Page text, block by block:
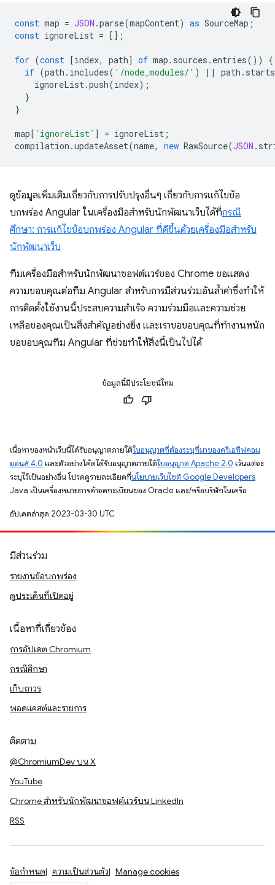
const map = JSON .parse(mapContent) as SourceMap ;
const ignoreList = [];
for (const [index, path] of map . sources . entries())
{
if (path . includes( '/node_modules/' ) || path .
ignoreList .push(index);
}
}
map[ `ignoreList` ] = ignoreList ;
compilation .updateAsset(name, new RawSource(JSON .
ดูข้อมูลเพิ่มเติมเกี่ยวกับการปรับปรุงอื่นๆ เกี่ยวกับการแก้ไขข้อ
บกพร่อง Angular ในเครื่องมือสำหรับนักพัฒนาเว็บได้ที่กรณี
ศึกษา: การแก้ไขข้อบกพร่อง Angular ที่ดีขึ้นด้วยเครื่องมือสำหรับ
นักพัฒนาเว็บ
ทีมเครื่องมือสำหรับนักพัฒนาซอฟต์แวร์ของ Chrome ขอแสดง
ความขอบคุณต่อทีม Angular สำหรับการมีส่วนร่วมอันล้ำค่าซึ่งทำให้
การติดตั้งใช้งานนี้ประสบความสำเร็จ ความร่วมมือและความช่วย
เหลือของคุณเป็นสิ่งสําคัญอย่างยิ่ง และเราขอขอบคุณที่ทํางานหนัก
ขอขอบคุณทีม Angular ที่ช่วยทำให้สิ่งนี้เป็นไปได้
ข้อมูลนี้มีประโยชน์ไหม
เนื้อหาของหน้าเว็บนี้ได้รับอนุญาตภายใต้ใบอนุญาตที่ต้องระบุที่มาของครีเอทีฟคอม
มอนส์ 4.0 และตัวอย่างโค้ดได้รับอนุญาตภายใต้ใบอนุญาต Apache 2.0 เว้นแต่จะ
ระบุไว้เป็นอย่างอื่น โปรดดูรายละเอียดที่นโยบายเว็บไซต์ Google Developers
Java เป็นเครื่องหมายการค้าจดทะเบียนของ Oracle และ/หรือบริษัทในเครือ
อัปเดตล่าสุด 2023-03-30 UTC
มีส่วนร่วม
รายงานข้อบกพร่อง
ดูประเด็นที่เปิดอยู่
เนื้อหาที่เกี่ยวข้อง
การอัปเดต Chromium
กรณีศึกษา
เก็บถาวร
พอดแคสต์และรายการ
ติดตาม
@ChromiumDev บน X
YouTube
Chrome สำหรับนักพัฒนาซอฟต์แวร์บน LinkedIn
RSS
ข้อกำหนด ความเป็นส่วนตัว Manage cookies